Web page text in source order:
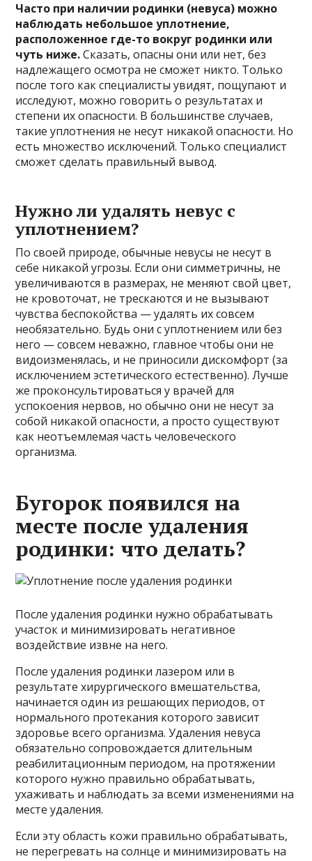
Часто при наличии родинки (невуса) можно
наблюдать небольшое уплотнение,
расположенное где-то вокруг родинки или
чуть ниже.Сказать, опасны они или нет, без
надлежащего осмотра не сможет никто. Только
после того как специалисты увидят, пощупают и
исследуют, можно говорить о результатах и
степени их опасности. В большинстве случаев,
такие уплотнения не несут никакой опасности. Но
есть множество исключений. Только специалист
сможет сделать правильный вывод.
Нужно ли удалять невус с
уплотнением?
По своей природе, обычные невусы не несут в
себе никакой угрозы. Если они симметричны, не
увеличиваются в размерах, не меняют свой цвет,
не кровоточат, не трескаются и не вызывают
чувства беспокойства — удалять их совсем
необязательно. Будь они с уплотнением или без
него — совсем неважно, главное чтобы они не
видоизменялась, и не приносили дискомфорт (за
исключением эстетического естественно). Лучше
же проконсультироваться у врачей для
успокоения нервов, но обычно они не несут за
собой никакой опасности, а просто существуют
как неотъемлемая часть человеческого
организма.
Бугорок появился на
месте после удаления
родинки: что делать?
После удаления родинки нужно обрабатывать
участок и минимизировать негативное
воздействие извне на него.
После удаления родинки лазером или в
результате хирургического вмешательства,
начинается один из решающих периодов, от
нормального протекания которого зависит
здоровье всего организма. Удаления невуса
обязательно сопровождается длительным
реабилитационным периодом, на протяжении
которого нужно правильно обрабатывать,
ухаживать и наблюдать за всеми изменениями на
месте удаления.
Если эту область кожи правильно обрабатывать,
не перегревать на солнце и минимизировать на